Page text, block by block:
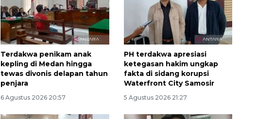
Terdakwa penikam anak
kepling di Medan hingga
tewas divonis delapan tahun
penjara
6 Agustus 2026 20:57
PH terdakwa apresiasi
ketegasan hakim ungkap
fakta di sidang korupsi
Waterfront City Samosir
5 Agustus 2026 21:27